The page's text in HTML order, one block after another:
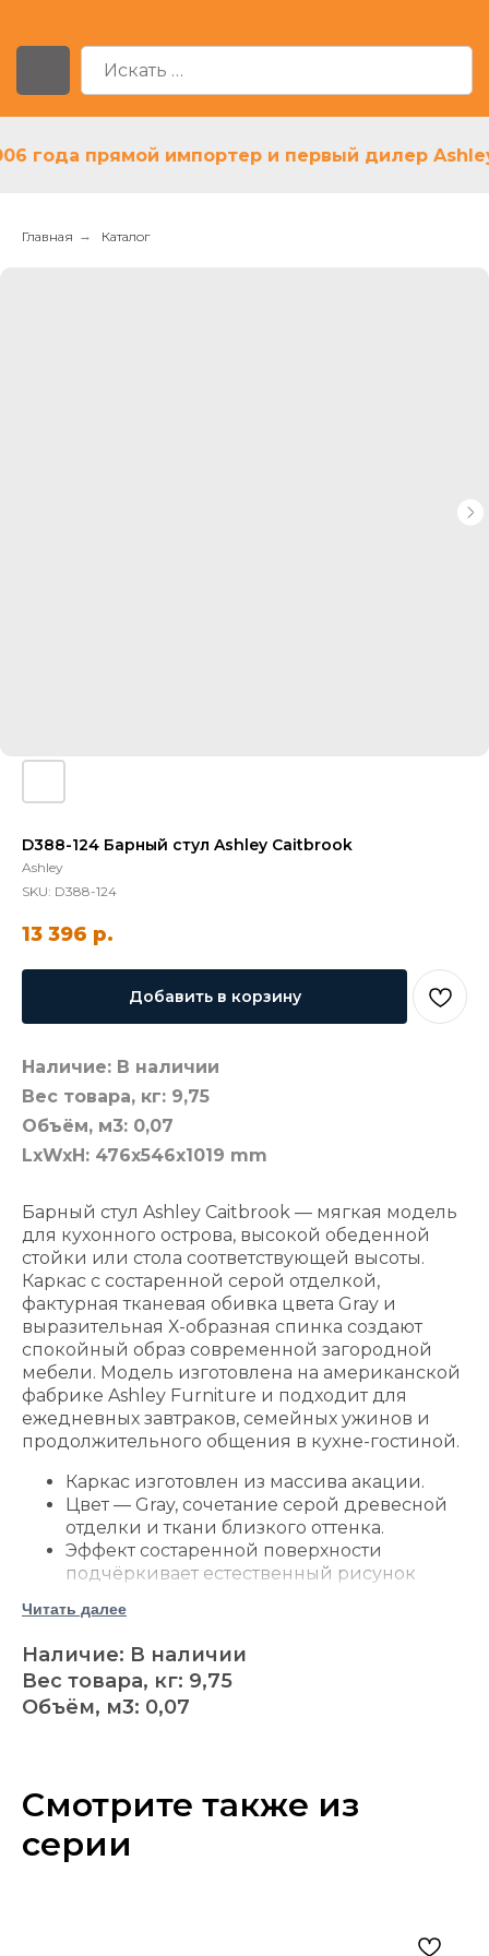
прямой импортер и первый дилер Ashley в
Главная → Каталог
D388-124 Барный стул Ashley Caitbrook
Ashley
SKU: D388-124
13 396 р.
Добавить в корзину
Наличие: В наличии
Вес товара, кг: 9,75
Объём, м3: 0,07
LxWxH: 476x546x1019 mm
Барный стул Ashley Caitbrook — мягкая модель
для кухонного острова, высокой обеденной
стойки или стола соответствующей высоты.
Каркас с состаренной серой отделкой,
фактурная тканевая обивка цвета Gray и
выразительная Х-образная спинка создают
спокойный образ современной загородной
мебели. Модель изготовлена на американской
фабрике Ashley Furniture и подходит для
ежедневных завтраков, семейных ужинов и
продолжительного общения в кухне-гостиной.
Каркас изготовлен из массива акации.
Цвет — Gray, сочетание серой древесной
отделки и ткани близкого оттенка.
Эффект состаренной поверхности
подчёркивает естественный рисунок
Мягкое сиденье обито фактурной
полиэстеровой тканью.
Упругий пеноматериал обеспечивает
комфортную и устойчивую посадку.
Х-образная спинка поддерживает корпус
Нижние перекладины укрепляют
основание и служат удобной опорой для
ног.
Читать далее
Наличие: В наличии
Вес товара, кг: 9,75
Объём, м3: 0,07
Смотрите также из
серии